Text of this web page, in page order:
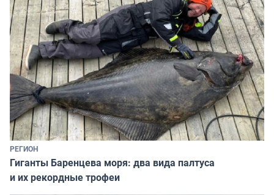
РЕГИОН
Гиганты Баренцева моря: два вида палтуса
и их рекордные трофеи